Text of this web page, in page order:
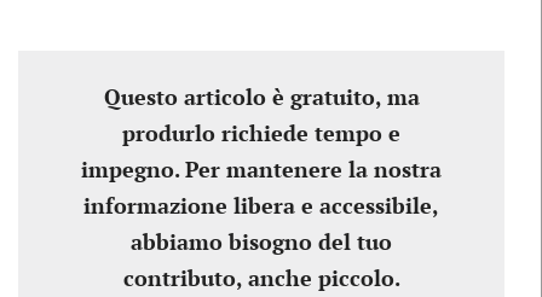
Questo articolo è gratuito, ma
produrlo richiede tempo e
impegno. Per mantenere la nostra
informazione libera e accessibile,
abbiamo bisogno del tuo
contributo, anche piccolo.